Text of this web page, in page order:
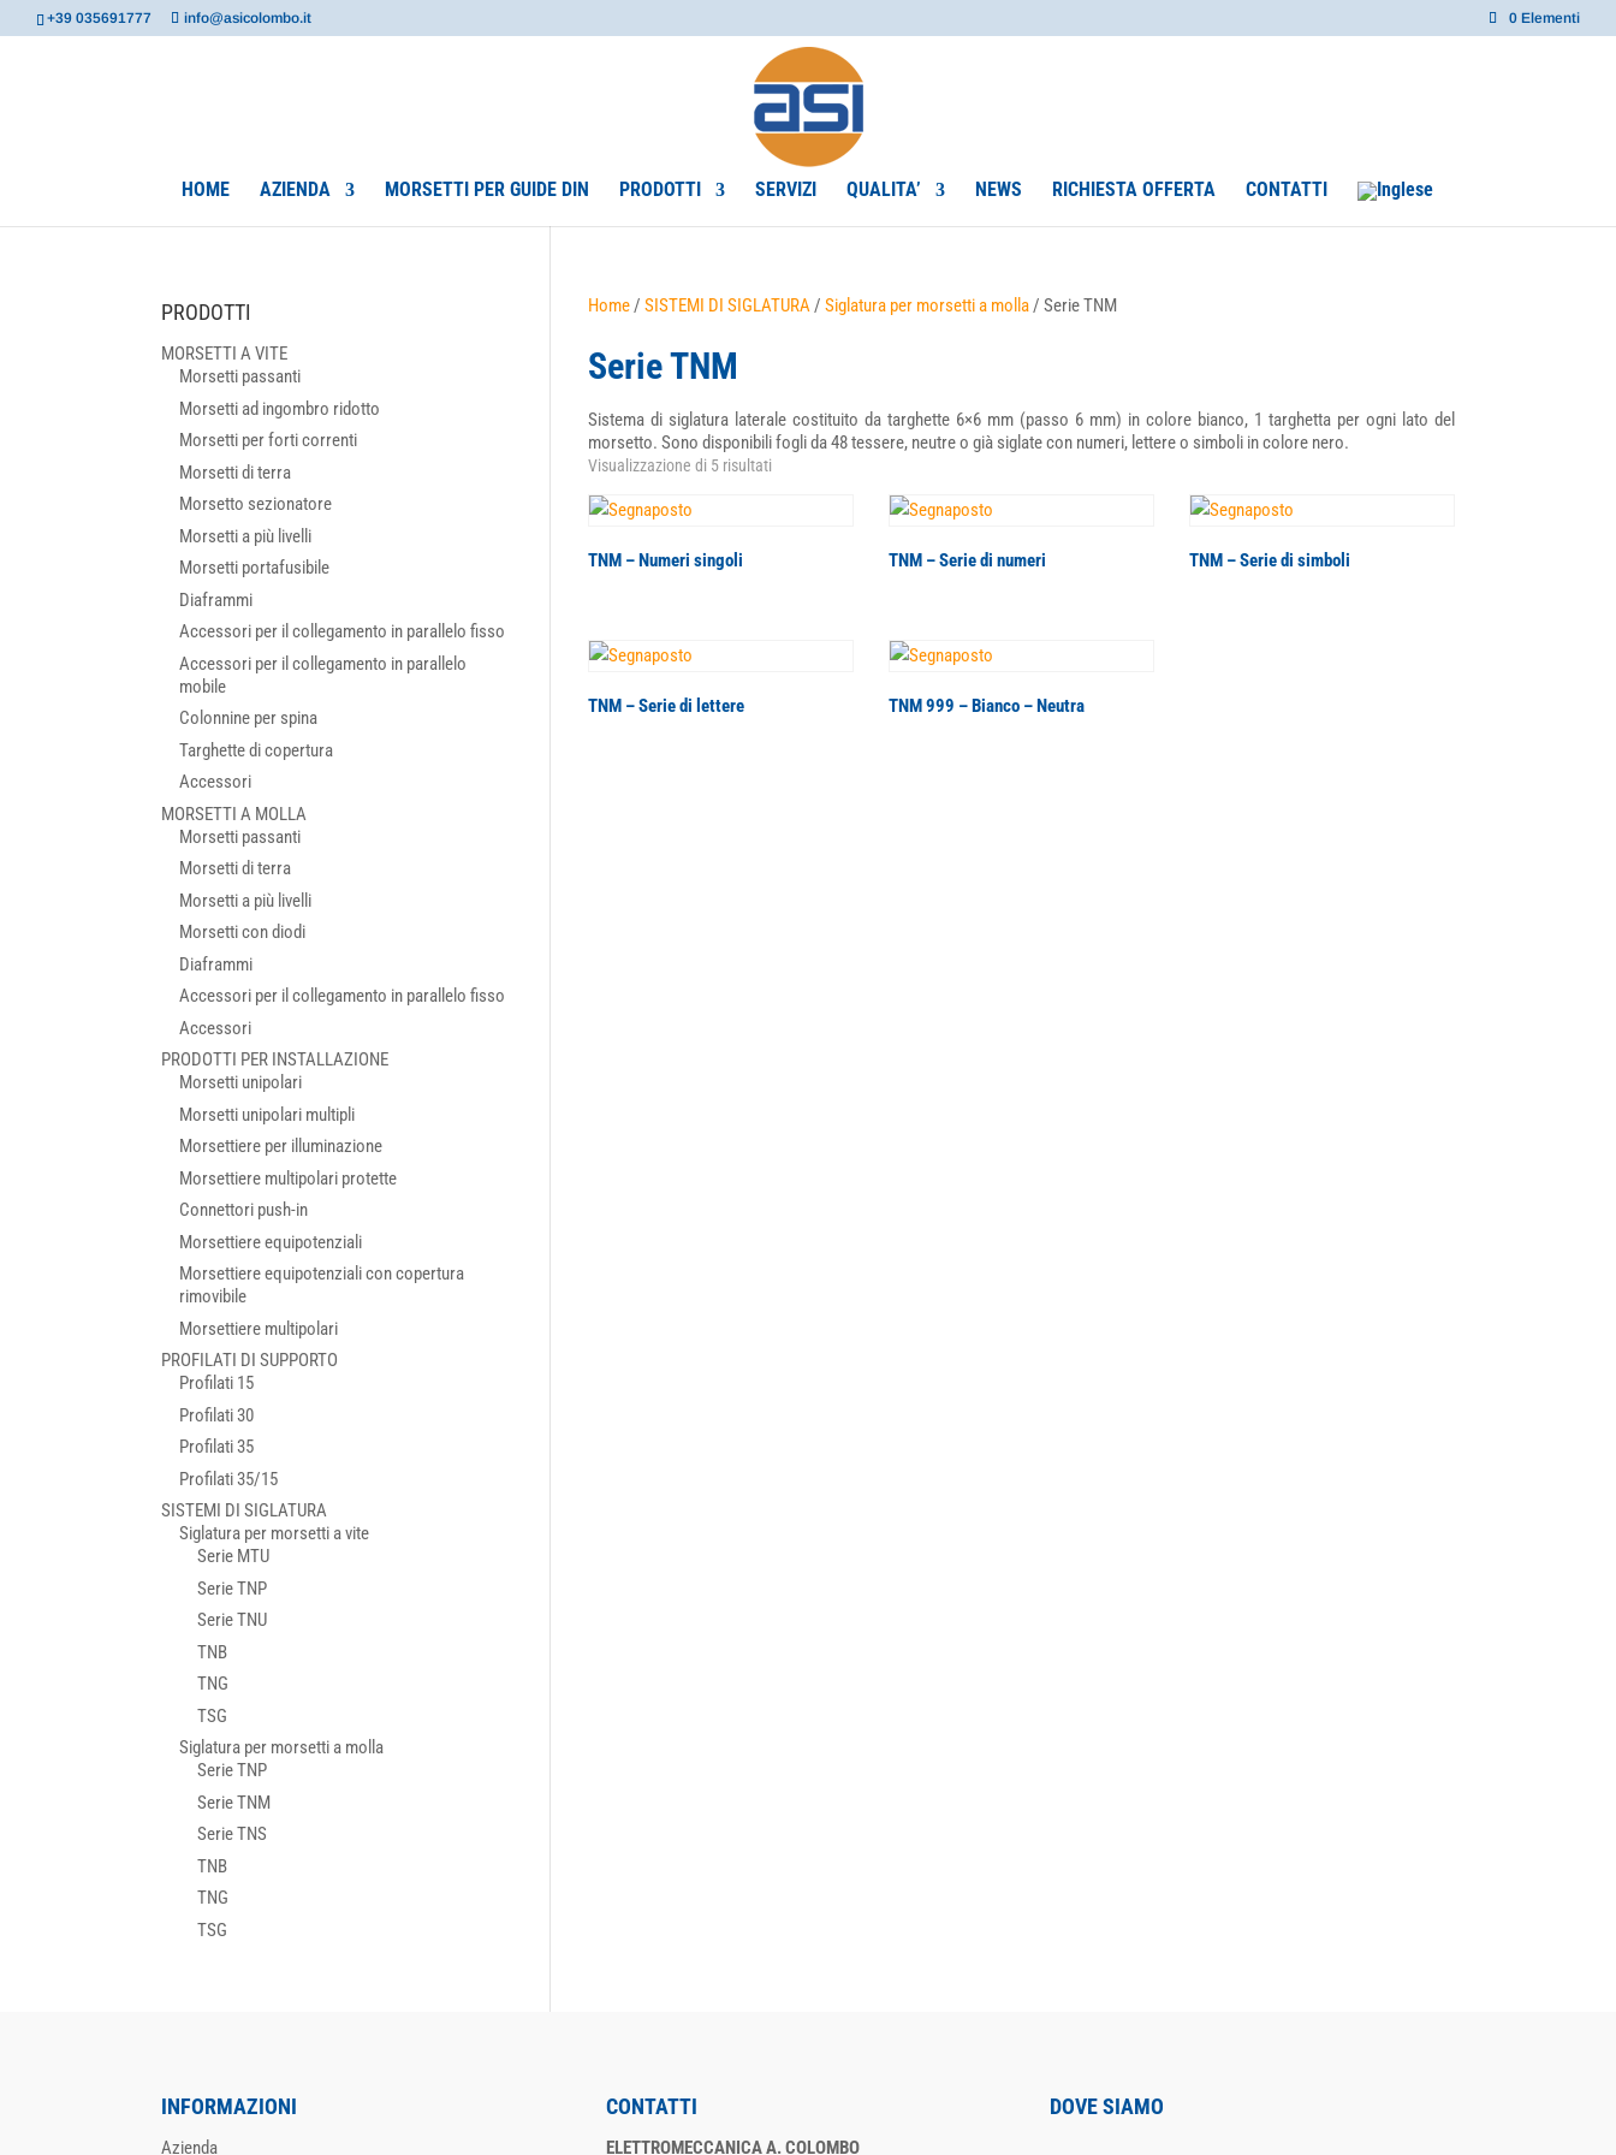
+39 035691777 info@asicolombo.it 0 Elementi
HOME AZIENDA MORSETTI PER GUIDE DIN PRODOTTI SERVIZI QUALITA’ NEWS RICHIESTA OFFERTA CONTATTI
Home/SISTEMI DI SIGLATURA/Siglatura per morsetti a molla/ Serie TNM
Serie TNM
Sistema di siglatura laterale costituito da targhette 6×6 mm (passo 6 mm) in colore bianco, 1 targhetta per ogni lato del
morsetto. Sono disponibili fogli da 48 tessere, neutre o già siglate con numeri, lettere o simboli in colore nero.
Visualizzazione di 5 risultati
TNM – Numeri singoli TNM – Serie di numeri TNM – Serie di simboli
TNM – Serie di lettere TNM 999 – Bianco – Neutra
PRODOTTI
MORSETTI A VITE
Morsetti passanti
Morsetti ad ingombro ridotto
Morsetti per forti correnti
Morsetti di terra
Morsetto sezionatore
Morsetti a più livelli
Morsetti portafusibile
Diaframmi
Accessori per il collegamento in parallelo fisso
Accessori per il collegamento in parallelo
mobile
Colonnine per spina
Targhette di copertura
Accessori
MORSETTI A MOLLA
Morsetti passanti
Morsetti di terra
Morsetti a più livelli
Morsetti con diodi
Diaframmi
Accessori per il collegamento in parallelo fisso
Accessori
PRODOTTI PER INSTALLAZIONE
Morsetti unipolari
Morsetti unipolari multipli
Morsettiere per illuminazione
Morsettiere multipolari protette
Connettori push-in
Morsettiere equipotenziali
Morsettiere equipotenziali con copertura
rimovibile
Morsettiere multipolari
PROFILATI DI SUPPORTO
Profilati 15
Profilati 30
Profilati 35
Profilati 35/15
SISTEMI DI SIGLATURA
Siglatura per morsetti a vite
Serie MTU
Serie TNP
Serie TNU
TNB
TNG
TSG
Siglatura per morsetti a molla
Serie TNP
Serie TNM
Serie TNS
TNB
TNG
TSG
INFORMAZIONI
Azienda
CONTATTI
ELETTROMECCANICA A. COLOMBO
DOVE SIAMO